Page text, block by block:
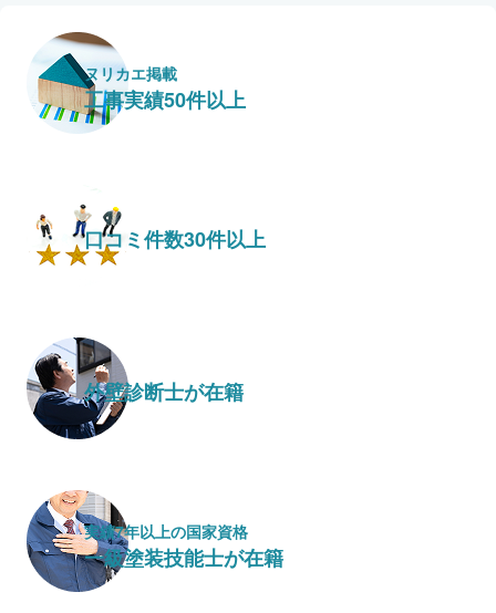
ヌリカエ掲載
工事実績50件以上
口コミ件数30件以上
外壁診断士が在籍
実績7年以上の国家資格
一級塗装技能士が在籍